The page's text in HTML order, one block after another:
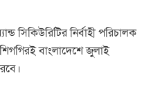
সিকিউরিটির নির্বাহী পরিচালক
শিগগিরই বাংলাদেশে জুলাই